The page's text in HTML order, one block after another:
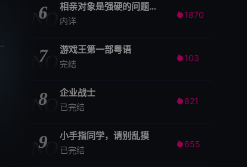
/ 花泽香菜 津田健次郎
NO
6 相亲对象是强硬的问题学生
内详
 1870
NO
7 游戏王第一部粤语
完结
 103
NO
8 企业战士
已完结
 821
NO
9 小手指同学，请别乱摸
已完结
 655